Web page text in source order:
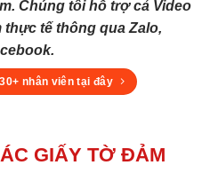
Chúng tôi hỗ trợ cả Video
thực tế thông qua Zalo,
nhân viên tại đây
GIẤY TỜ ĐẢM